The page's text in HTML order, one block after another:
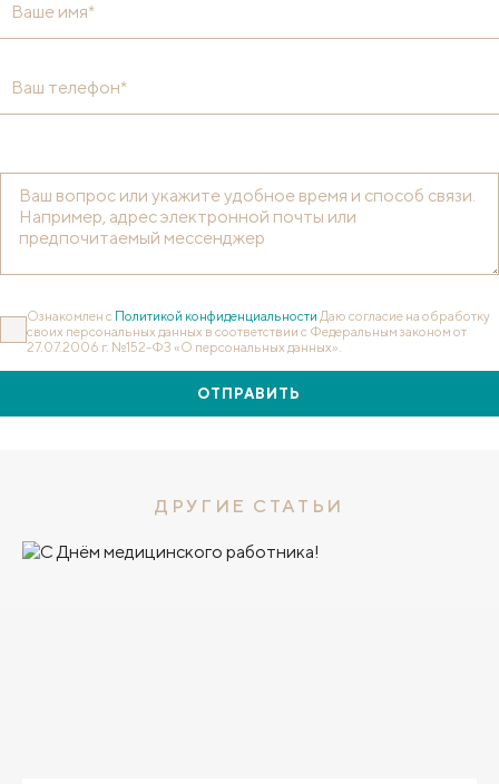
Ваше имя*
Ваш телефон*
Ознакомлен с Политикой конфиденциальности Даю согласие на обработку
своих персональных данных в соответствии с Федеральным законом от
27.07.2006 г. №152-ФЗ «О персональных данных».
ОТПРАВИТЬ
ДРУГИЕ СТАТЬИ